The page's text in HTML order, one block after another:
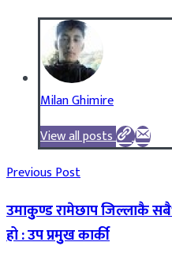
Milan Ghimire
View all posts
Previous Post
उमाकुुण्ड रामेछाप जिल्लाकै
हो : उप प्रमुुख कार्की